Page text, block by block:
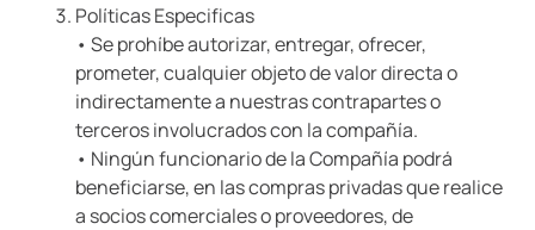
Políticas Especificas
• Se prohíbe autorizar, entregar, ofrecer,
prometer, cualquier objeto de valor directa o
indirectamente a nuestras contrapartes o
terceros involucrados con la compañía.
• Ningún funcionario de la Compañía podrá
beneficiarse, en las compras privadas que realice
a socios comerciales o proveedores, de